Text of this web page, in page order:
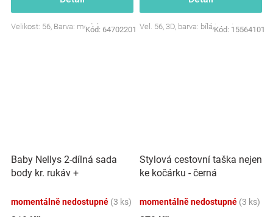
Velikost: 56, Barva: modrá
Kód: 64702201 Vel. 56, 3D, barva: bílá/smetana
Kód: 15564101
Baby Nellys 2-dílná sada
body kr. rukáv +
Little Star
momentálně nedostupné (3 ks)
Stylová cestovní taška nejen
ke kočárku - černá
momentálně nedostupné (3 ks)